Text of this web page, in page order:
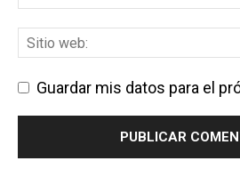
Guardar mis datos para el